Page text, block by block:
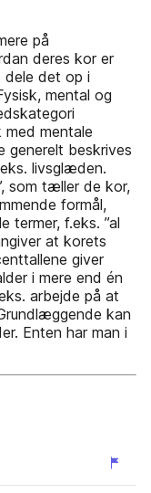
på
deres kor er
dele det op i
mental og
mentale
generelt beskrives
livsglæden.
som tæller de kor,
formål,
termer, f.eks. ”al
at korets
giver
i mere end én
arbejde på at
kan
Enten har man i